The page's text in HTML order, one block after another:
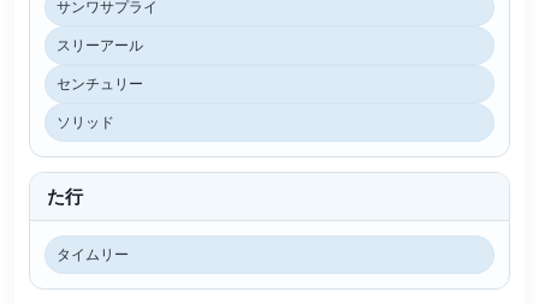
サンワサプライ
スリーアール
センチュリー
ソリッド
た行
タイムリー